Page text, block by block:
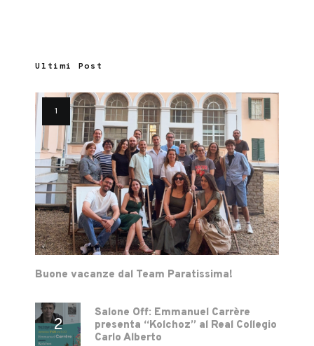
Ultimi Post
Buone vacanze dal Team Paratissima!
Salone Off: Emmanuel Carrère
presenta “Kolchoz” al Real Collegio
Carlo Alberto